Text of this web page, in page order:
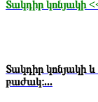
Տակդիր կոնյակի
Տակդիր
բաժակ։...